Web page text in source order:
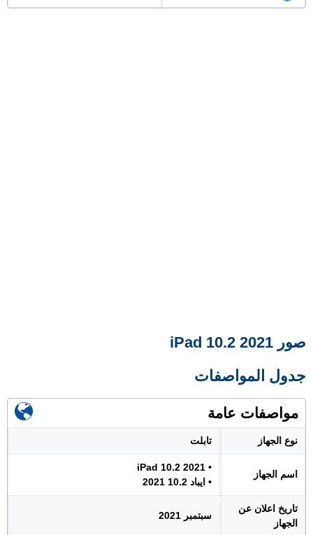
صور iPad 10.2 2021
جدول المواصفات
مواصفات عامة
نوع الجهاز تابلت
اسم الجهاز
• iPad 10.2 2021
• ايباد 10.2 2021
تاريخ اعلان عن
الجهاز
سبتمبر 2021